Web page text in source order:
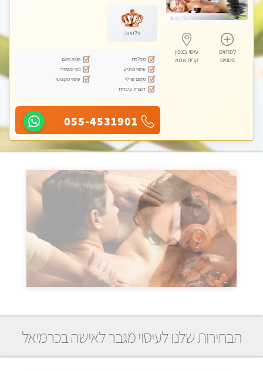
לפרטים
נוספים
עיסוי בצפון
קרית אתא
פלטינה
מקלחת
חניה חינם
עיסוי מרגיע
נקי ומסודר
מקום פרטי
עיסוי מקצועי
דוברת עיברית
055-4531901
הבחירות שלנו לעיסוי מגבר לאישה בכרמיאל